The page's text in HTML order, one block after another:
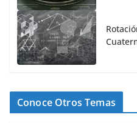
Conoce Otros Temas